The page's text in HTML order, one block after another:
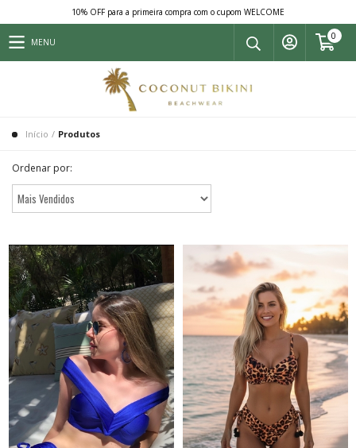
10% OFF para a primeira compra com o cupom WELCOME
MENU
0
Início / Produtos
Ordenar por: